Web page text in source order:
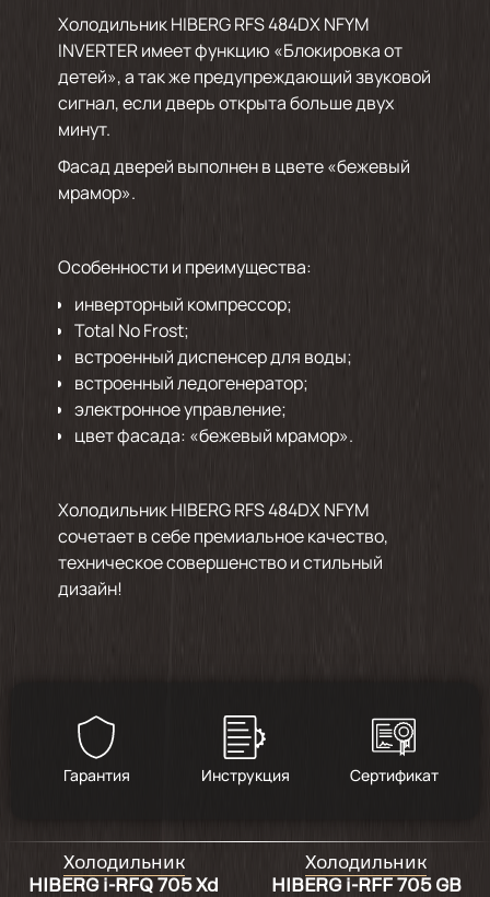
Холодильник HIBERG RFS 484DX NFYM
INVERTER имеет функцию «Блокировка от
детей», а так же предупреждающий звуковой
сигнал, если дверь открыта больше двух
минут.
Фасад дверей выполнен в цвете «бежевый
мрамор».
Особенности и преимущества:
инверторный компрессор;
Total No Frost;
встроенный диспенсер для воды;
встроенный ледогенератор;
электронное управление;
цвет фасада: «бежевый мрамор».
Холодильник HIBERG RFS 484DX NFYM
сочетает в себе премиальное качество,
техническое совершенство и стильный
дизайн!
Гарантия Инструкция Сертификат
Холодильник
HIBERG i-RFQ 705 Xd
Холодильник
HIBERG i-RFF 705 GB